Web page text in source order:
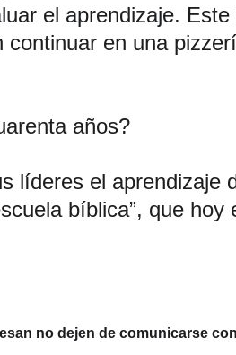
el aprendizaje. Este
en una
años?
líderes el aprendizaje
bíblica”, que hoy
no dejen de comunicarse